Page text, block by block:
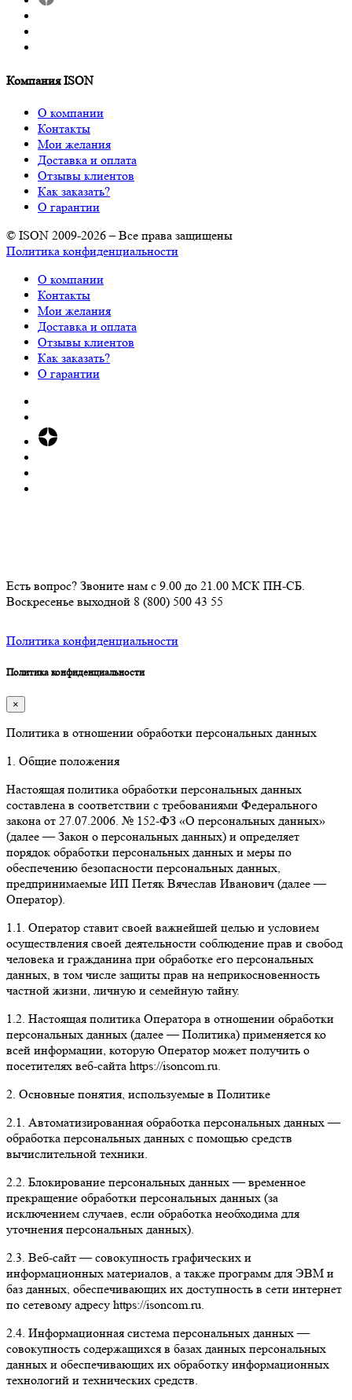
Компания ISON
О компании
Контакты
Мои желания
Доставка и оплата
Отзывы клиентов
Как заказать?
О гарантии
© ISON 2009-2026 – Все права защищены
Политика конфиденциальности
О компании
Контакты
Мои желания
Доставка и оплата
Отзывы клиентов
Как заказать?
О гарантии
Есть вопрос? Звоните нам с 9.00 до 21.00 МСК ПН-СБ.
Воскресенье выходной 8 (800) 500 43 55
Политика конфиденциальности
Политика конфиденциальности
×
Политика в отношении обработки персональных данных
1. Общие положения
Настоящая политика обработки персональных данных
составлена в соответствии с требованиями Федерального
закона от 27.07.2006. № 152-ФЗ «О персональных данных»
(далее — Закон о персональных данных) и определяет
порядок обработки персональных данных и меры по
обеспечению безопасности персональных данных,
предпринимаемые ИП Петяк Вячеслав Иванович (далее —
Оператор).
1.1. Оператор ставит своей важнейшей целью и условием
осуществления своей деятельности соблюдение прав и свобод
человека и гражданина при обработке его персональных
данных, в том числе защиты прав на неприкосновенность
частной жизни, личную и семейную тайну.
1.2. Настоящая политика Оператора в отношении обработки
персональных данных (далее — Политика) применяется ко
всей информации, которую Оператор может получить о
посетителях веб-сайта https://isoncom.ru.
2. Основные понятия, используемые в Политике
2.1. Автоматизированная обработка персональных данных —
обработка персональных данных с помощью средств
вычислительной техники.
2.2. Блокирование персональных данных — временное
прекращение обработки персональных данных (за
исключением случаев, если обработка необходима для
уточнения персональных данных).
2.3. Веб-сайт — совокупность графических и
информационных материалов, а также программ для ЭВМ и
баз данных, обеспечивающих их доступность в сети интернет
по сетевому адресу https://isoncom.ru.
2.4. Информационная система персональных данных —
совокупность содержащихся в базах данных персональных
данных и обеспечивающих их обработку информационных
технологий и технических средств.